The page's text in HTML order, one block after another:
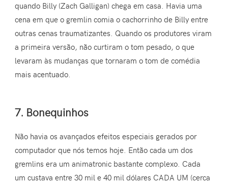
quando Billy (Zach Galligan) chega em casa. Havia uma
cena em que o gremlin comia o cachorrinho de Billy entre
outras cenas traumatizantes. Quando os produtores viram
a primeira versão, não curtiram o tom pesado, o que
levaram às mudanças que tornaram o tom de comédia
mais acentuado.
7. Bonequinhos
Não havia os avançados efeitos especiais gerados por
computador que nós temos hoje. Então cada um dos
gremlins era um animatronic bastante complexo. Cada
um custava entre 30 mil e 40 mil dólares CADA UM (cerca